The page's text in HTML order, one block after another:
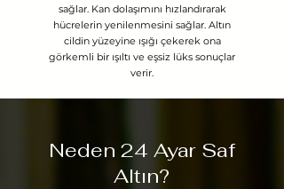
sağlar. Kan dolaşımını hızlandırarak
hücrelerin yenilenmesini sağlar. Altın
cildin yüzeyine ışığı çekerek ona
görkemli bir ışıltı ve eşsiz lüks sonuçlar
verir.
Neden 24 Ayar Saf
Altın?